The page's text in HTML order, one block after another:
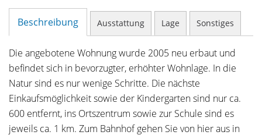
Beschreibung Ausstattung Lage Sonstiges
Die angebotene Wohnung wurde 2005 neu erbaut und
befindet sich in bevorzugter, erhöhter Wohnlage. In die
Natur sind es nur wenige Schritte. Die nächste
Einkaufsmöglichkeit sowie der Kindergarten sind nur ca.
600 entfernt, ins Ortszentrum sowie zur Schule sind es
jeweils ca. 1 km. Zum Bahnhof gehen Sie von hier aus in